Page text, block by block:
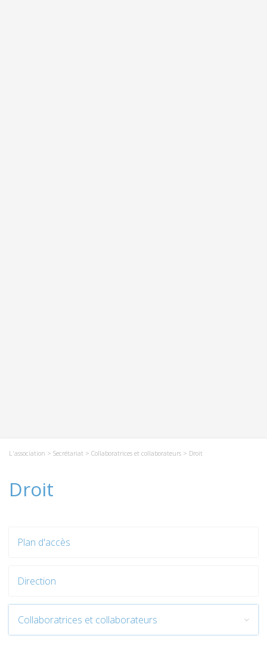
L'association > Secrétariat > Collaboratrices et collaborateurs > Droit
Droit
Plan d'accès
Direction
Collaboratrices et collaborateurs